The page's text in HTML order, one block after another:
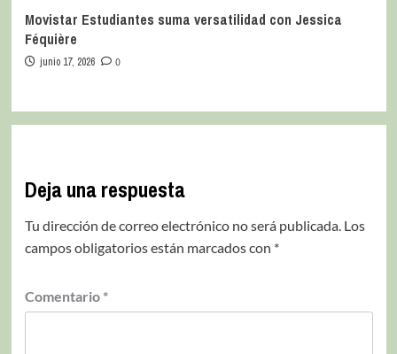
Movistar Estudiantes suma versatilidad con Jessica
Féquière
junio 17, 2026 0
Deja una respuesta
Tu dirección de correo electrónico no será publicada. Los
campos obligatorios están marcados con *
Comentario *